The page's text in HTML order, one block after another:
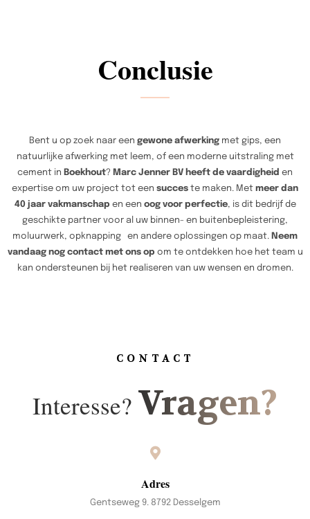
Conclusie
Bent u op zoek naar een gewone afwerking met gips, een
natuurlijke afwerking met leem, of een moderne uitstraling met
cement in Boekhout? Marc Jenner BV heeft de vaardigheid en
expertise om uw project tot een succes te maken. Met meer dan
40 jaar vakmanschap en een oog voor perfectie, is dit bedrijf de
geschikte partner voor al uw binnen- en buitenbepleistering,
moluurwerk, opknapping en andere oplossingen op maat. Neem
vandaag nog contact met ons op om te ontdekken hoe het team u
kan ondersteunen bij het realiseren van uw wensen en dromen.
CONTACT
Interesse? Vragen?
Adres
Gentseweg 9. 8792 Desselgem